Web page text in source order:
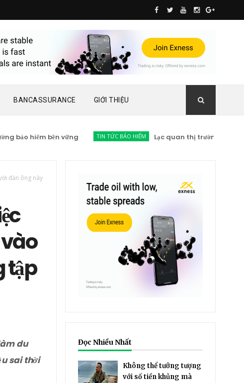
BANCASSURANCE GIỚI THIỆU
hiểm bền vững TIN TỨC BẢO HIỂM Lạc quan thị trường bảo hiểm
đàn ông này
tập
du
sai thời
Đọc Nhiều Nhất
Không thể tưởng tượng
với số tiền khủng mà